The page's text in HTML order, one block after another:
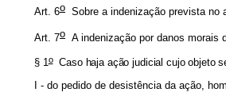
Art. 6o Sobre a indenização prevista no
Art. 7o A indenização por danos morais
§ 1oCaso haja ação judicial cujo objeto
I - do pedido de desistência da ação,